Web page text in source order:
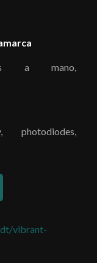
a mano,
photodiodes,
vibrant-